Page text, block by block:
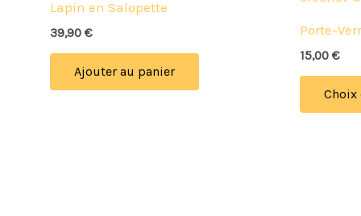
Lapin en Salopette
39,90 €
Ajouter au panier
Porte-
15,00 €
Choix